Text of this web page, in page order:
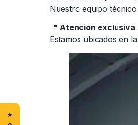
Nuestro equipo
📍 Atención exclusiva
Estamos ubicados en